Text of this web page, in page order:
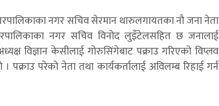
नगर सचिव सेरमान थारुलगायतका नाै जना नेता
नगर सचिव विनोद लुइँटेलसहित छ जनालाई
विज्ञान केसीलाई गोरुसिंगेबाट पक्राउ गरिएको विप्लव
परेको नेता तथा कार्यकर्तालाई अविलम्ब रिहाई गर्न